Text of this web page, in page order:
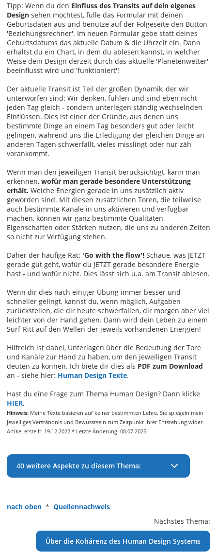
Tipp: Wenn du den Einfluss des Transits auf dein eigenes
Design sehen möchtest, fülle das Formular mit deinen
Geburtsdaten aus und benutze auf der Folgeseite den Button
'Beziehungsrechner'. Im neuen Formular gebe statt deines
Geburtsdatums das aktuelle Datum & die Uhrzeit ein. Dann
erhältst du ein Chart, in dem du ablesen kannst, in welcher
Weise dein Design derzeit durch das aktuelle 'Planetenwetter'
beeinflusst wird und 'funktioniert'!
Der aktuelle Transit ist Teil der großen Dynamik, der wir
unterworfen sind: Wir denken, fühlen und sind eben nicht
jeden Tag gleich - sondern unterlegen ständig wechselnden
Einflüssen. Dies ist einer der Gründe, aus denen uns
bestimmte Dinge an einem Tag besonders gut oder leicht
gelingen, während uns die Erledigung der gleichen Dinge an
anderen Tagen schwerfällt, vieles misslingt oder nur zäh
vorankommt.
Wenn man den jeweiligen Transit berücksichtigt, kann man
erkennen, wofür man gerade besondere Unterstützung
erhält. Welche Energien gerade in uns zusätzlich aktiv
geworden sind. Mit diesen zusätzlichen Toren, die teilweise
auch bestimmte Kanäle in uns aktivieren und verfügbar
machen, können wir ganz bestimmte Qualitäten,
Eigenschaften oder Stärken nutzen, die uns zu anderen Zeiten
so nicht zur Verfügung stehen.
Daher der häufige Rat: 'Go with the flow'! Schaue, was JETZT
gerade gut geht, wofür du JETZT gerade besondere Energie
hast - und wofür nicht. Dies lässt sich u.a. am Transit ablesen.
Wenn dir dies nach einiger Übung immer besser und
schneller gelingt, kannst du, wenn möglich, Aufgaben
zurückstellen, die dir heute schwerfallen, dir morgen aber viel
leichter von der Hand gehen. Dann wird dein Leben zu einem
Surf-Ritt auf den Wellen der jeweils vorhandenen Energien!
Hilfreich ist dabei, Unterlagen über die Bedeutung der Tore
und Kanäle zur Hand zu haben, um den jeweiligen Transit
deuten zu können. Ich biete dir dies als PDF zum Download
an - siehe hier: Human Design Texte.
Hast du eine Frage zum Thema Human Design? Dann klicke
HIER.
Hinweis: Meine Texte basieren auf keiner bestimmten Lehre. Sie spiegeln mein
jeweiliges Verständnis und Bewusstsein zum Zeitpunkt ihrer Entstehung wider.
Artikel erstellt: 19.12.2022 * Letzte Änderung: 08.07.2025.
40 weitere Aspekte zu diesem Thema:
nach oben * Quellennachweis
Nächstes Thema:
Über die Kohärenz des Human Design Systems